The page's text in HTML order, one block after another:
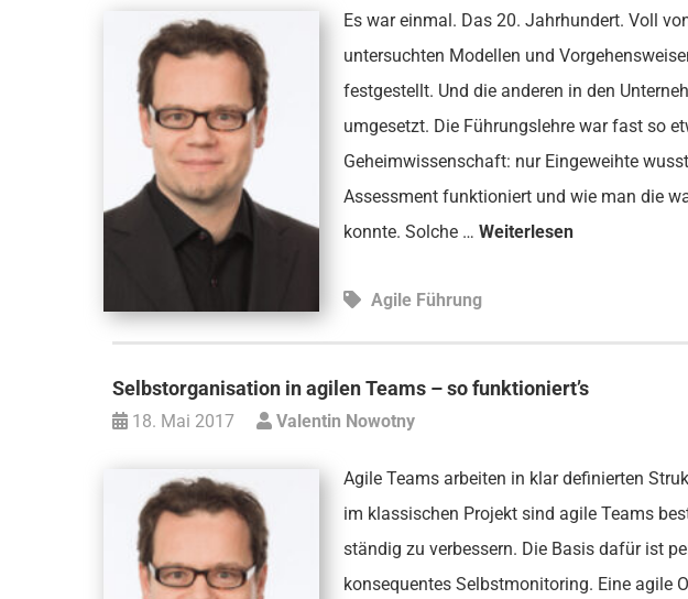
Es war einmal. Das 20. Jahrhundert. Voll
untersuchten Modellen und
festgestellt. Und die anderen in den
umgesetzt. Die Führungslehre war fast so
Geheimwissenschaft: nur Eingeweihte
Assessment funktioniert und wie man die
konnte. Solche … Weiterlesen
Agile Führung
Selbstorganisation in agilen Teams – so funktioniert’s
18. Mai 2017 Valentin Nowotny
Agile Teams arbeiten in klar definierten
im klassischen Projekt sind agile Teams
ständig zu verbessern. Die Basis dafür ist
konsequentes Selbstmonitoring. Eine agile